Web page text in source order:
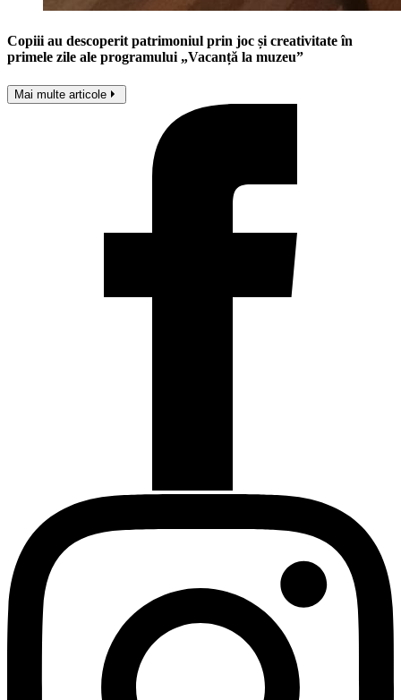
Copiii au descoperit patrimoniul prin joc și creativitate în
primele zile ale programului „Vacanță la muzeu”
Mai multe articole